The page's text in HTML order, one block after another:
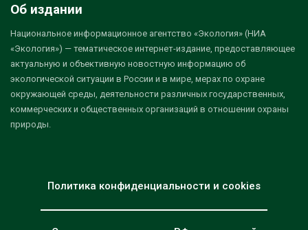
Об издании
Национальное информационное агентство «Экология» (НИА
«Экология») — тематическое интернет-издание, предоставляющее
актуальную и объективную новостную информацию об
экологической ситуации в России и в мире, мерах по охране
окружающей среды, деятельности различных государственных,
коммерческих и общественных организаций в отношении охраны
природы.
Политика конфиденциальности и cookies